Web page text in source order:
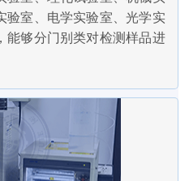
验室、电学实验室、光学实
能够分门别类对检测样品进